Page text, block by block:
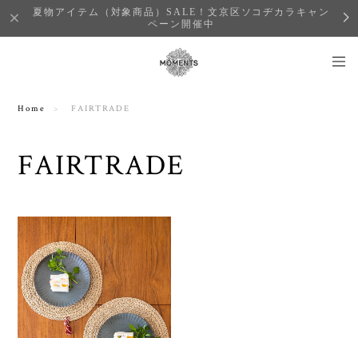
夏物アイテム（対象商品）SALE！文京区ソコヂカラキャン
ペーン開催中
Home FAIRTRADE
FAIRTRADE